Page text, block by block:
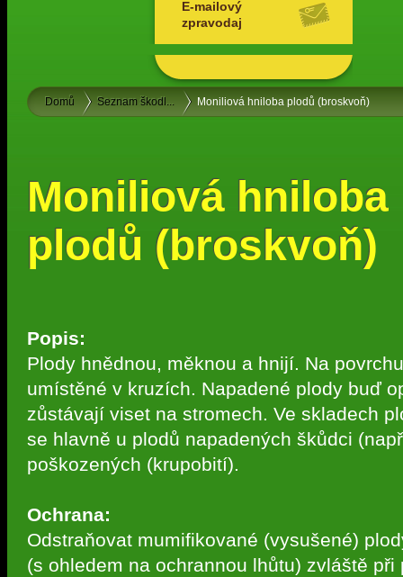
E-mailový
zpravodaj
Domů Seznam škodl... Moniliová hniloba plodů (broskvoň)
Moniliová hniloba
plodů (broskvoň)
Popis:
Plody hnědnou, měknou a hnijí. Na
umístěné v kruzích. Napadené plody buď
zůstávají viset na stromech. Ve skladech
se hlavně u plodů napadených škůdci
poškozených (krupobití).
Ochrana:
Odstraňovat mumifikované (vysušené)
(s ohledem na ochrannou lhůtu) zvláště